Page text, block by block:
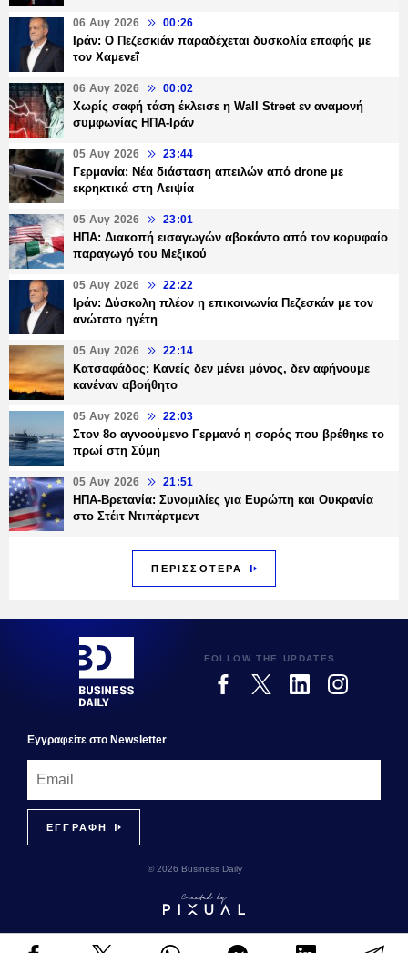
06 Αυγ 2026 00:26
Ιράν: Ο Πεζεσκιάν παραδέχεται δυσκολία επαφής με
τον Χαμενεΐ
06 Αυγ 2026 00:02
Χωρίς σαφή τάση έκλεισε η Wall Street εν αναμονή
συμφωνίας ΗΠΑ-Ιράν
05 Αυγ 2026 23:44
Γερμανία: Νέα διάσταση απειλών από drone με
εκρηκτικά στη Λειψία
05 Αυγ 2026 23:01
ΗΠΑ: Διακοπή εισαγωγών αβοκάντο από τον κορυφαίο
παραγωγό του Μεξικού
05 Αυγ 2026 22:22
Ιράν: Δύσκολη πλέον η επικοινωνία Πεζεσκάν με τον
ανώτατο ηγέτη
05 Αυγ 2026 22:14
Κατσαφάδος: Κανείς δεν μένει μόνος, δεν αφήνουμε
κανέναν αβοήθητο
05 Αυγ 2026 22:03
Στον 8ο αγνοούμενο Γερμανό η σορός που βρέθηκε το
πρωί στη Σύμη
05 Αυγ 2026 21:51
ΗΠΑ-Βρετανία: Συνομιλίες για Ευρώπη και Ουκρανία
στο Στέιτ Ντιπάρτμεντ
ΠΕΡΙΣΣΟΤΕΡΑ
FOLLOW THE UPDATES
Εγγραφεiτε στο Newsletter
© 2026 Business Daily